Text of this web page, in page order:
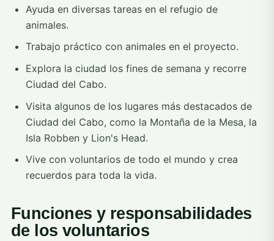
Ayuda en diversas tareas en el refugio de
animales.
Trabajo práctico con animales en el proyecto.
Explora la ciudad los fines de semana y recorre
Ciudad del Cabo.
Visita algunos de los lugares más destacados de
Ciudad del Cabo, como la Montaña de la Mesa, la
Isla Robben y Lion's Head.
Vive con voluntarios de todo el mundo y crea
recuerdos para toda la vida.
Funciones y responsabilidades
de los voluntarios